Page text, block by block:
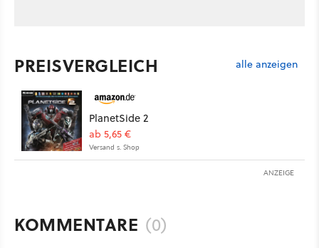
PREISVERGLEICH alle anzeigen
PlanetSide 2
ab 5,65 €
Versand s. Shop
ANZEIGE
KOMMENTARE (0)